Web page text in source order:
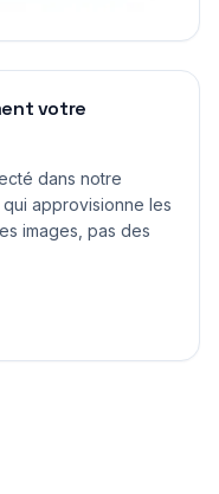
votre
dans notre
approvisionne les
images, pas des